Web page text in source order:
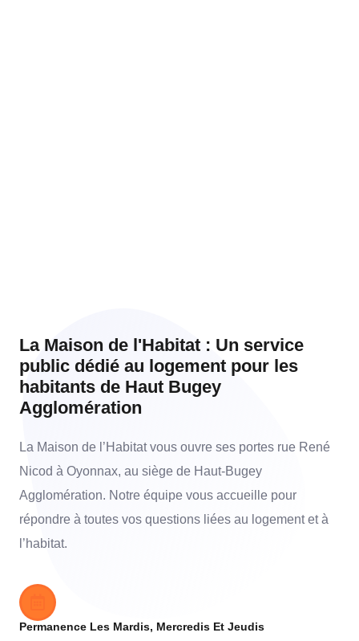
La Maison de l'Habitat : Un service
public dédié au logement pour les
habitants de Haut Bugey
Agglomération
La Maison de l’Habitat vous ouvre ses portes rue René
Nicod à Oyonnax, au siège de Haut-Bugey
Agglomération. Notre équipe vous accueille pour
répondre à toutes vos questions liées au logement et à
l’habitat.
Permanence Les Mardis, Mercredis Et Jeudis